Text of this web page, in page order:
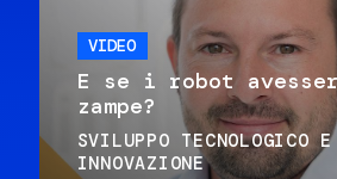
VIDEO
E se i robot
zampe?
SVILUPPO TECNOLOGICO E
INNOVAZIONE